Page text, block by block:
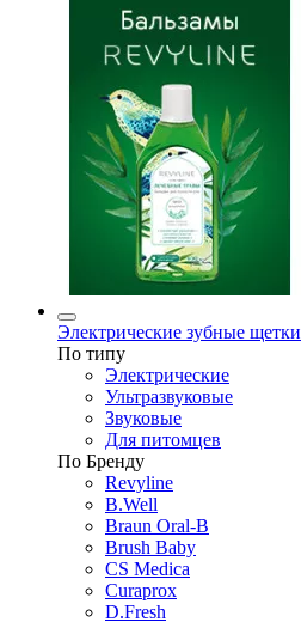
Электрические зубные щетки
По типу
Электрические
Ультразвуковые
Звуковые
Для питомцев
По Бренду
Revyline
B.Well
Braun Oral-B
Brush Baby
CS Medica
Curaprox
D.Fresh